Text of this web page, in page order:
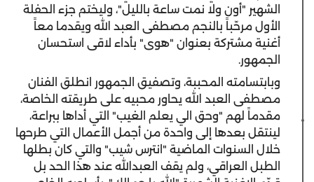
الشهير "أون ولا نمت ساعة بالليل"، وليختم جزء الحفلة
الأول مرحّباً بالنجم مصطفى العبد الله ويقدما معاً
أغنية مشتركة بعنوان "هوى" بأداء لاقى استحسان
الجمهور.
وبابتسامته المحببة، وتصفيق الجمهور انطلق الفنان
مصطفى العبد الله يحاور محبيه على طريقته الخاصة،
مقدماً لهم "وحق الي يعلم الغيب" التي أداها ببراعة،
لينتقل بعدها إلى واحدة من أجمل الأعمال التي طرحها
خلال السنوات الماضية "انترس شيب" والتي كان بطلها
الطبل العراقي، ولم يقف العبدالله عند هذا الحد بل